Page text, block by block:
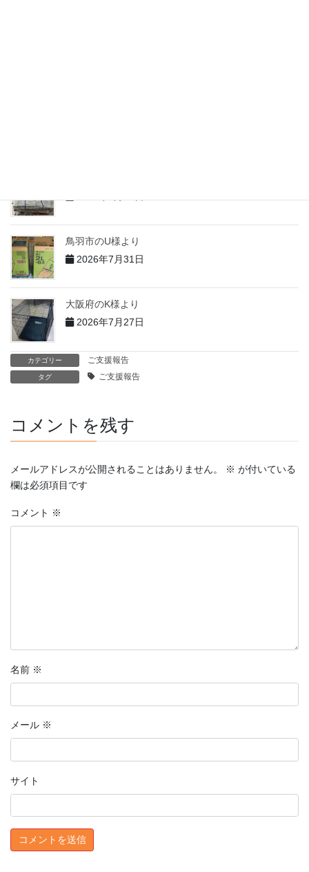
鳥羽市のU様より
2026年7月31日
大阪府のK様より
2026年7月27日
カテゴリー ご支援報告
タグ ご支援報告
コメントを残す
メールアドレスが公開されることはありません。 ※ が付いている
欄は必須項目です
コメント ※
名前 ※
メール ※
サイト